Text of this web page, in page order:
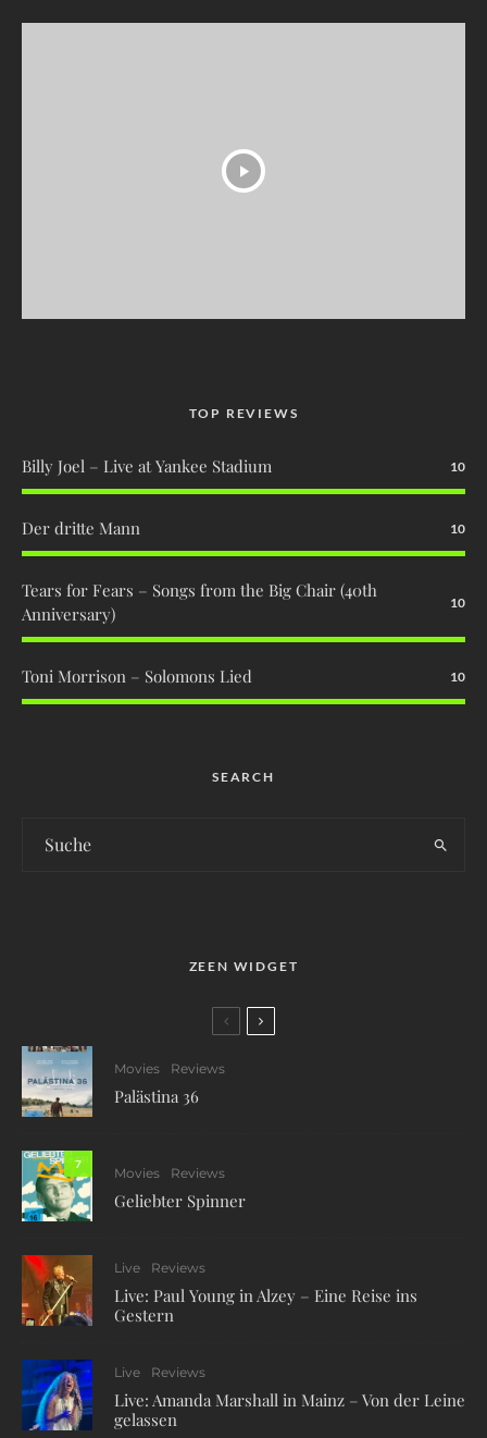
TOP REVIEWS
Billy Joel – Live at Yankee Stadium 10
Der dritte Mann 10
Tears for Fears – Songs from the Big Chair (40th
Anniversary)
10
Toni Morrison – Solomons Lied 10
SEARCH
ZEEN WIDGET
Movies Reviews
Palästina 36
7
Movies Reviews
Geliebter Spinner
Live Reviews
Live: Paul Young in Alzey – Eine Reise ins
Gestern
Live Reviews
Live: Amanda Marshall in Mainz – Von der Leine
gelassen